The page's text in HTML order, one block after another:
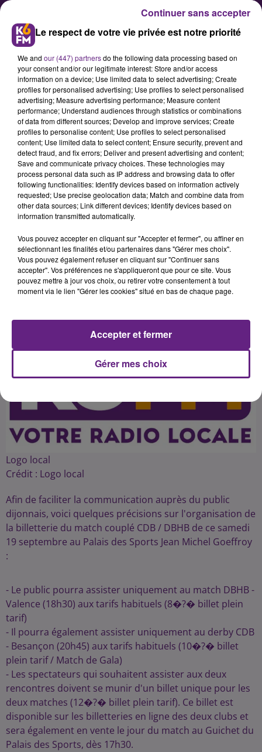
Handball matchs couplé ce week
end, précisions.
Afin de faciliter la communication
auprès du public dijonnais, voici
quelques précisions sur
l'organisation de la billetterie du
samedi 19 septembre au Palais des
Publié : 15 septembre 2015 à 8h48 par Franck Pelloux
Logo local
Crédit : Logo local
Afin de faciliter la communication auprès du public
dijonnais, voici quelques précisions sur l'organisation de
la billetterie du match couplé CDB / DBHB de ce samedi
19 septembre au Palais des Sports Jean Michel Goeffroy
:
- Le public pourra assister uniquement au match DBHB -
Valence (18h30) aux tarifs habituels (8�?� billet plein
tarif)
- Il pourra également assister uniquement au derby CDB
- Besançon (20h45) aux tarifs habituels (10�?� billet
plein tarif / Match de Gala)
- Les spectateurs qui souhaitent assister aux deux
rencontres doivent se munir d'un billet unique pour les
deux matches (12�?� billet plein tarif). Ce billet est
disponible sur les billetteries en ligne des deux clubs et
sera également en vente le jour du match au Guichet du
Palais des Sports, dès 17h30.
Le respect de votre vie privée est notre priorité
We and our (447) partnersdo the following data processing based on
your consent and/or our legitimate interest: Store and/or access
information on a device; Use limited data to select advertising; Create
profiles for personalised advertising; Use profiles to select personalised
advertising; Measure advertising performance; Measure content
performance; Understand audiences through statistics or combinations
of data from different sources; Develop and improve services; Create
profiles to personalise content; Use profiles to select personalised
content; Use limited data to select content; Ensure security, prevent and
detect fraud, and fix errors; Deliver and present advertising and content;
Save and communicate privacy choices. These technologies may
process personal data such as IP address and browsing data to offer
following functionalities: Identify devices based on information actively
requested; Use precise geolocation data; Match and combine data from
other data sources; Link different devices; Identify devices based on
information transmitted automatically.
Vous pouvez accepter en cliquant sur "Accepter et fermer", ou affiner en
sélectionnant les finalités et/ou partenaires dans "Gérer mes choix".
Vous pouvez également refuser en cliquant sur "Continuer sans
accepter". Vos préférences ne s'appliqueront que pour ce site. Vous
pouvez mettre à jour vos choix, ou retirer votre consentement à tout
moment via le lien "Gérer les cookies" situé en bas de chaque page.
Gérer mes choix
Accepter et fermer
Continuer sans accepter